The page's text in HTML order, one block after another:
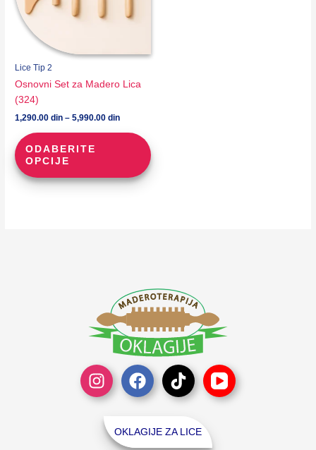
Lice Tip 2
Osnovni Set za Madero Lica
(324)
1,290.00din – 5,990.00dinRaspon
1,290.00 din
5,990.00 din
ODABERITE
OPCIJE
proizvod
stranici
proizvoda.
OKLAGIJE ZA LICE